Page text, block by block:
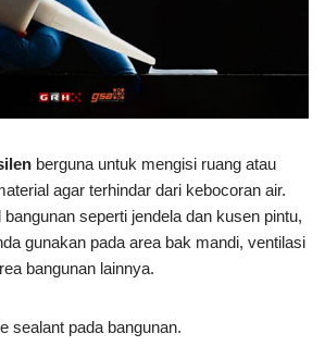
berguna untuk mengisi ruang atau
agar terhindar dari kebocoran air.
seperti jendela dan kusen pintu,
gunakan pada area bak mandi, ventilasi
bangunan lainnya.
sealant pada bangunan.